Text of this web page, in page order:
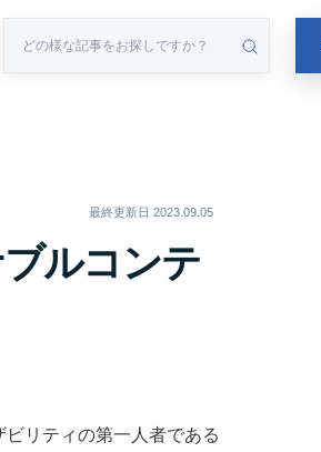
最終更新日 2023.09.05
ルコンテ
リティの第一人者である